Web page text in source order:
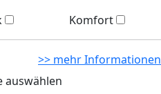
Komfort
>> mehr Informationen
auswählen